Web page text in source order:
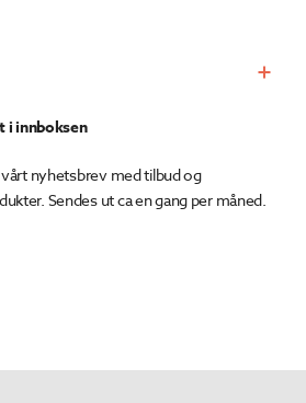
i innboksen
nyhetsbrev med tilbud og
Sendes ut ca en gang per måned.